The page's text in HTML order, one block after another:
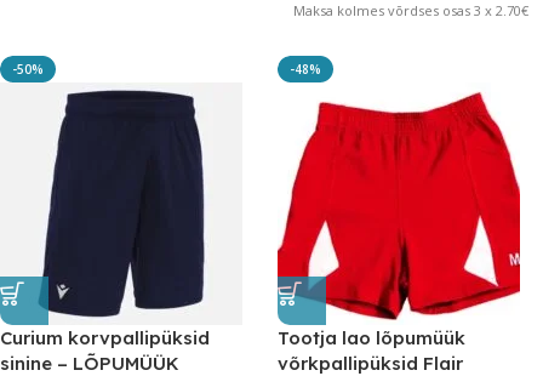
Maksa kolmes võrdses osas 3 x 2.70€
-50%
Curium korvpallipüksid
sinine – LÕPUMÜÜK
-48%
Tootja lao lõpumüük
võrkpallipüksid Flair